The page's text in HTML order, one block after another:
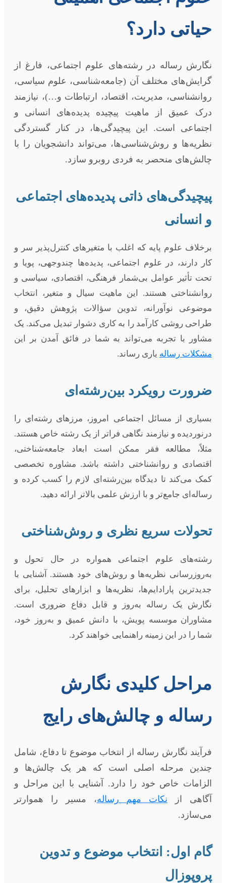
حیاتی دارد؟
نگارش رساله در رشته‌های علوم اجتماعی، فارغ از
گرایش‌های مختلف آن (جامعه‌شناسی، علوم سیاسی،
روانشناسی، مدیریت، اقتصاد، ارتباطات و…)، نیازمند
درک عمیق از ماهیت پیچیده پدیده‌های انسانی و
اجتماعی است. این پیچیدگی‌ها، در کنار گستردگی
نظریه‌ها و روش‌شناسی‌ها، می‌تواند دانشجویان را با
چالش‌های منحصر به فردی روبرو سازد.
پیچیدگی‌های ذاتی پدیده‌های اجتماعی
و انسانی
برخلاف علوم پایه که اغلب با متغیرهای کنترل‌پذیر سر و
کار دارند، در علوم اجتماعی، پدیده‌ها چندوجهی، پویا و
تحت تأثیر عوامل بی‌شمار فرهنگی، اقتصادی، سیاسی و
روانشناختی هستند. این ماهیت سیال و متغیر، انتخاب
موضوعی نوآورانه، تدوین سؤالات پژوهش دقیق، و
طراحی روشی کارآمد را به کاری دشوار تبدیل می‌کند. یک
مشاور با تجربه می‌تواند به شما در فائق آمدن بر این
مشکلات رساله یاری رساند.
ضرورت رویکرد بین‌رشته‌ای
بسیاری از مسائل اجتماعی امروز، مرزهای رشته‌ای را
درنوردیده و نیازمند نگاهی فراتر از یک رشته خاص هستند.
مثلاً، مطالعه فقر ممکن است ابعاد جامعه‌شناختی،
اقتصادی و روانشناختی داشته باشد. مشاوره تخصصی
کمک می‌کند تا دیدگاه بین‌رشته‌ای لازم را کسب کرده و
رساله‌ای جامع‌تر و با ارزش علمی بالاتر ارائه دهید.
تحولات سریع نظری و روش‌شناختی
رشته‌های علوم اجتماعی همواره در حال تحول و
به‌روزرسانی نظریه‌ها و روش‌های خود هستند. آشنایی با
جدیدترین پارادایم‌ها، نظریه‌ها و ابزارهای تحلیل، برای
نگارش یک رساله به‌روز و قابل دفاع ضروری است.
مشاوران موسسه پویش، با دانش عمیق و به‌روز خود،
شما را در این زمینه راهنمایی خواهند کرد.
مراحل کلیدی نگارش
رساله و چالش‌های رایج
فرآیند نگارش رساله از انتخاب موضوع تا دفاع، شامل
چندین مرحله اصلی است که هر یک چالش‌ها و
الزامات خاص خود را دارد. آشنایی با این مراحل و
آگاهی از نکات مهم رساله، مسیر را هموارتر
می‌سازد.
گام اول: انتخاب موضوع و تدوین
پروپوزال